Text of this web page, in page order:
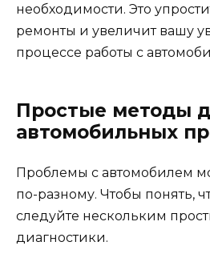
необходимости. Это
ремонты и увеличит вашу
процессе работы с
Простые методы
автомобильных
Проблемы с автомобилем
по-разному. Чтобы понять,
следуйте нескольким
диагностики.